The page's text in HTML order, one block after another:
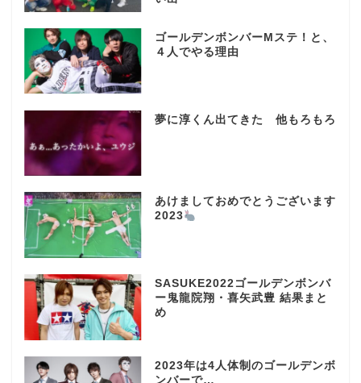
ゴールデンボンバーMステ！と、
４人でやる理由
夢に淳くん出てきた 他もろもろ
あけましておめでとうございます
2023
SASUKE2022ゴールデンボンバ
ー鬼龍院翔・喜矢武豊 結果まと
め
2023年は4人体制のゴールデンボ
ンバーで…